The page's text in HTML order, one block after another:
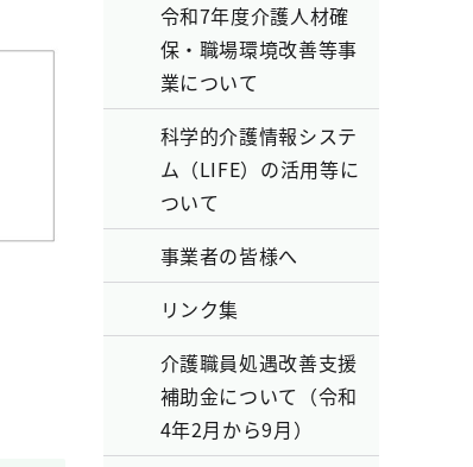
令和7年度介護人材確
保・職場環境改善等事
業について
科学的介護情報システ
ム（LIFE）の活用等に
ついて
事業者の皆様へ
リンク集
介護職員処遇改善支援
補助金について（令和
4年2月から9月）